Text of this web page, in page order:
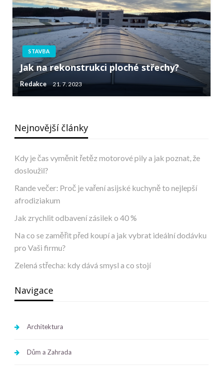
STAVBA
Jak na rekonstrukci ploché střechy?
Redakce 21. 7. 2023
Nejnovější články
Kdy je čas vyměnit řetěz motorové pily a jak poznat, že
dosloužil?
Rande večer: Proč je vaření asijské kuchyně to nejlepší
afrodiziakum
Jak zrychlit odbavení zásilek o 40 %
Na co se zaměřit před koupí a jak vybrat ideální dodávku
pro Vaši firmu?
Zelená střecha: kdy dává smysl a co stojí
Navigace
Architektura
Dům a Zahrada